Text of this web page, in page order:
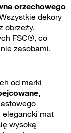
orzechowego
dekory
obrzeży.
FSC®, co
zasobami.
od marki
elegancki mat
wysoką